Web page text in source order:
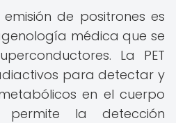
de positrones es
médica que se
La PET
para detectar y
en el cuerpo
la detección